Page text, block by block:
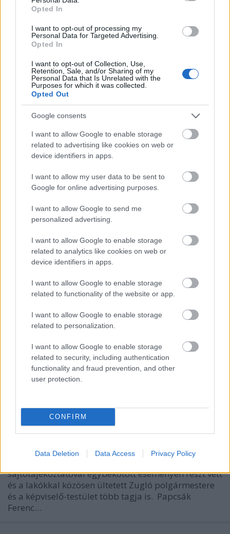
Opted In
I want to opt-out of processing my
Personal Data for Targeted Advertising.
Opted In
I want to opt-out of Collection, Use,
Retention, Sale, and/or Sharing of my
Personal Data that Is Unrelated with the
Purposes for which it was collected.
Opted Out
Google consents
I want to allow Google to enable storage
related to advertising like cookies on web or
device identifiers in apps.
I want to allow my user data to be sent to
Google for online advertising purposes.
I want to allow Google to send me
personalized advertising.
I want to allow Google to enable storage
related to analytics like cookies on web or
device identifiers in apps.
I want to allow Google to enable storage
related to functionality of the website or app.
I want to allow Google to enable storage
related to personalization.
I want to allow Google to enable storage
related to security, including authentication
functionality and fraud prevention, and other
user protection.
CONFIRM
Data Deletion Data Access Privacy Policy
Összefogással szépült meg a
Hungária körút - Mogyoródi út
Megyeri Szabolcs•2011. július 20.
Összefogással szépült meg az utcafront Budapest
egyik legforgalmasabb kereszteződésében, a
Hungária körút-Mogyoródi út találkozásánál lévő
társasház előtt. A Virágzó Zugló Program soron
következő állomásán, a lakóközösség közel 20 tagja
közreműködött a mintegy…
100. utcafrontja
Megyeri Szabolcs•2011. június 21.
Június 21-én a Várna utcában került beültetésre a
sajtótájékoztatóval egybekötött eseményen részt vett
és a lakókkal közösen ültetett Zugló polgármestere
és a képviselő-testület több tagja is. Papcsák
Ferenc…